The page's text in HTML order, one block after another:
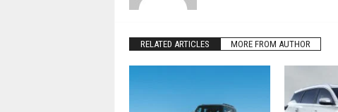
RELATED ARTICLES MORE FROM AUTHOR